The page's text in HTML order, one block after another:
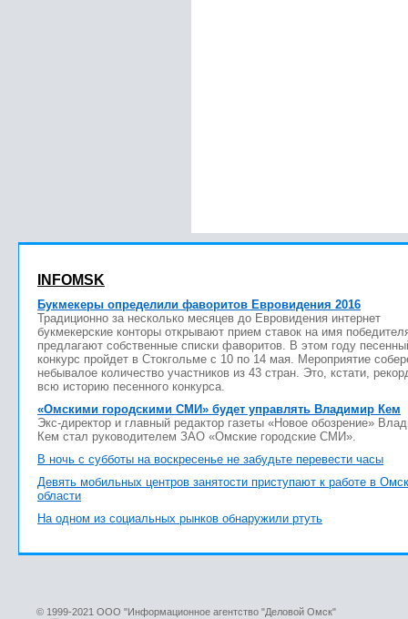
INFOMSK
Букмекеры определили фаворитов Евровидения 2016
Традиционно за несколько месяцев до Евровидения интернет
букмекерские конторы открывают прием ставок на имя
предлагают собственные списки фаворитов. В этом году
конкурс пройдет в Стокгольме с 10 по 14 мая. Мероприятие
небывалое количество участников из 43 стран. Это, кстати,
всю историю песенного конкурса.
«Омскими городскими СМИ» будет управлять Владимир Кем
Экс-директор и главный редактор газеты «Новое обозрение»
Кем стал руководителем ЗАО «Омские городские СМИ».
В ночь с субботы на воскресенье не забудьте перевести часы
Девять мобильных центров занятости приступают к работе в
области
На одном из социальных рынков обнаружили ртуть
© 1999-2021 ООО "Информационное агентство "Деловой Омск"